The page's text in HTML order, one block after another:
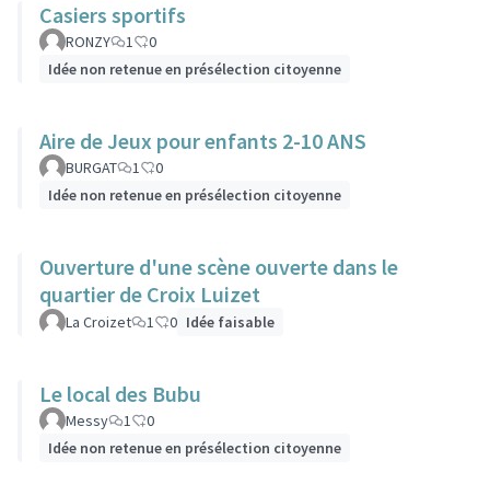
Casiers sportifs
RONZY 1
0
Idée non retenue en présélection citoyenne
Aire de Jeux pour enfants 2-10 ANS
BURGAT 1
0
Idée non retenue en présélection citoyenne
Ouverture d'une scène ouverte dans le
quartier de Croix Luizet
La Croizet 1 0 Idée faisable
Le local des Bubu
Messy 1
0
Idée non retenue en présélection citoyenne